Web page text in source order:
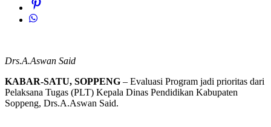
Drs.A.Aswan Said
KABAR-SATU, SOPPENG – Evaluasi Program jadi prioritas dari
Pelaksana Tugas (PLT) Kepala Dinas Pendidikan Kabupaten
Soppeng, Drs.A.Aswan Said.